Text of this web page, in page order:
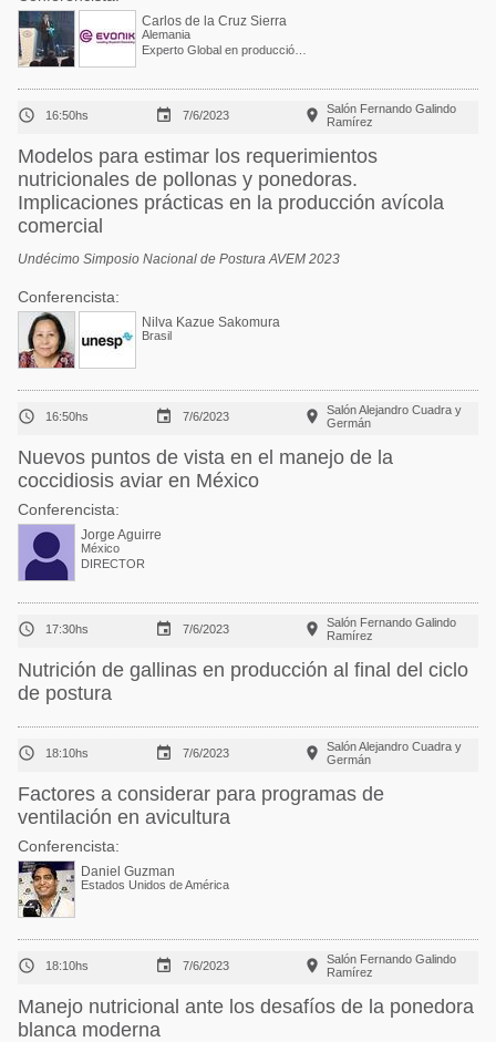
Carlos de la Cruz Sierra
Alemania
 16:50hs  7/6/2023 
Salón Fernando Galindo
Ramírez
Modelos para estimar los requerimientos
nutricionales de pollonas y ponedoras.
Implicaciones prácticas en la producción avícola
comercial
Undécimo Simposio Nacional de Postura AVEM 2023
Conferencista:
Nilva Kazue Sakomura
Brasil
 16:50hs  7/6/2023 
Salón Alejandro Cuadra y
Germán
Nuevos puntos de vista en el manejo de la
coccidiosis aviar en México
Conferencista:
Jorge Aguirre
México
DIRECTOR
 17:30hs  7/6/2023 
Salón Fernando Galindo
Ramírez
Nutrición de gallinas en producción al final del ciclo
de postura
 18:10hs  7/6/2023 
Salón Alejandro Cuadra y
Germán
Factores a considerar para programas de
ventilación en avicultura
Conferencista:
Daniel Guzman
Estados Unidos de América
 18:10hs  7/6/2023 
Salón Fernando Galindo
Ramírez
Manejo nutricional ante los desafíos de la ponedora
blanca moderna